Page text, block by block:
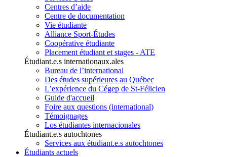
Centres d’aide
Centre de documentation
Vie étudiante
Alliance Sport-Études
Coopérative étudiante
Placement étudiant et stages - ATE
Étudiant.e.s internationaux.ales
Bureau de l’international
Des études supérieures au Québec
L’expérience du Cégep de St-Félicien
Guide d'accueil
Foire aux questions (international)
Témoignages
Los étudiantes internacionales
Étudiant.e.s autochtones
Services aux étudiant.e.s autochtones
Étudiants actuels